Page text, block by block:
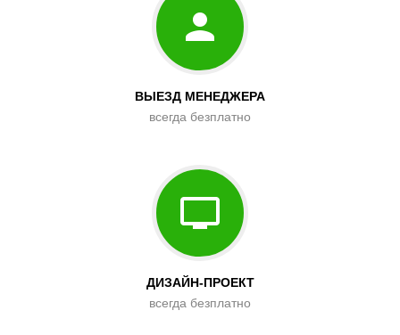
ВЫЕЗД МЕНЕДЖЕРА
всегда безплатно
ДИЗАЙН-ПРОЕКТ
всегда безплатно